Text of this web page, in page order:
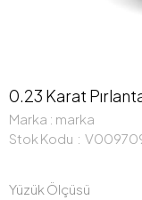
0.23 Karat
Marka : marka
Stok Kodu
Yüzük Ölçüsü